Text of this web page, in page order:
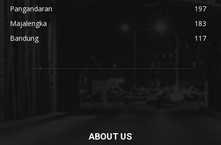
Pangandaran
197
Majalengka
183
Bandung
117
ABOUT US